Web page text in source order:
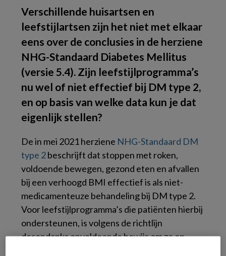
Verschillende huisartsen en
leefstijlartsen zijn het niet met elkaar
eens over de conclusies in de herziene
NHG-Standaard Diabetes Mellitus
(versie 5.4). Zijn leefstijlprogramma’s
nu wel of niet effectief bij DM type 2,
en op basis van welke data kun je dat
eigenlijk stellen?
De in mei 2021 herziene NHG-Standaard DM
type 2beschrijft dat stoppen met roken,
voldoende bewegen, gezond eten en afvallen
bij een verhoogd BMI effectief is als niet-
medicamenteuze behandeling bij DM type 2.
Voor leefstijlprogramma’s die patiënten hierbij
ondersteunen, is volgens de richtlijn
desondanks onvoldoende bewijs om ze op